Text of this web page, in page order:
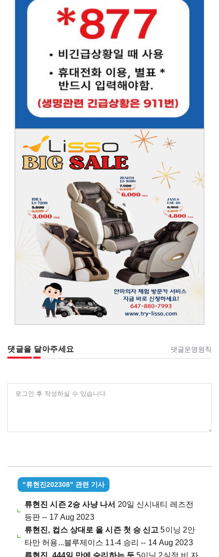
댓글을 달아주세요 댓글운영원칙
로그인 후 작성하실 수 있습니다
"류현진202308" 관련 기사
류현진 시즌 2승 사냥 나서 20일 신시내티 레즈전
등판 -- 17 Aug 2023
류현진, 컵스 상대로 올 시즌 첫 승 신고5이닝 2안
타만 허용...블루제이스 11-4 승리 -- 14 Aug 2023
류현진, 444일 만에 승리하는 듯 5이닝 2실점 비 자